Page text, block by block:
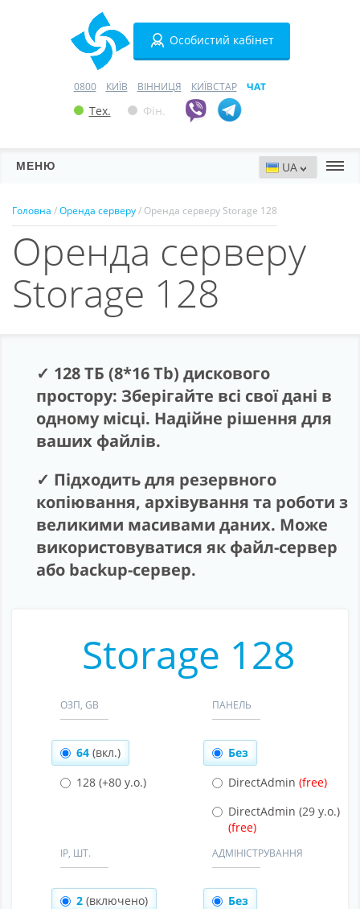
Особистий кабінет
0800 КИЇВ ВІННИЦЯ КИЇВСТАР ЧАТ
Тех. Фін.
МЕНЮ
Домени
VPN
Партнерство
Підтримка
Про компанію
Головна /Оренда серверу/ Оренда серверу Storage 128
Оренда серверу
Storage 128
128 ТБ (8*16 Tb) дискового
простору: Зберігайте всі свої дані в
одному місці. Надійне рішення для
ваших файлів.
Підходить для резервного
копіювання, архівування та роботи з
великими масивами даних. Може
використовуватися як файл-сервер
або backup-сервер.
Storage 128
ОЗП, GB
64 (вкл.)
128 (+80 у.о.)
ПАНЕЛЬ
Без
DirectAdmin
DirectAdmin (29 у.о.)
IP, ШТ.
2 (включено)
АДМІНІСТРУВАННЯ
Без